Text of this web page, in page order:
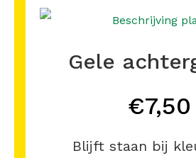
Gele
€7,50
Blijft staan bij